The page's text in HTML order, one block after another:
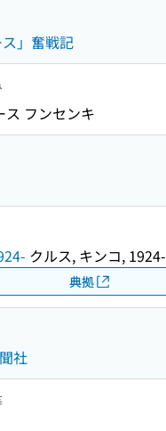
ス」奮戦記
ス フンセンキ
クルス, キンコ, 1924-
典拠
社